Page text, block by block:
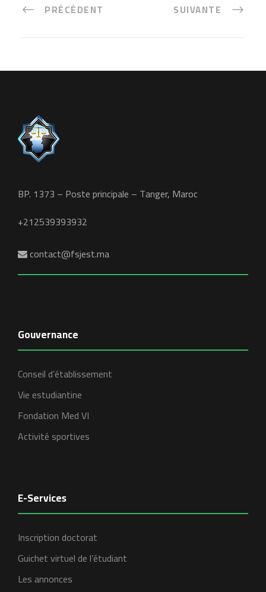
PRÉCÉDENT SUIVANTE
BP. 1373 – Poste principale – Tanger, Maroc
+212539393932
contact@fsjest.ma
Gouvernance
Conseil d’établissement
Vie estudiantine
Fondation Med VI
Activité sportives
E-Services
Inscription doctorat
Guichet virtuel de l’étudiant
Les annonces